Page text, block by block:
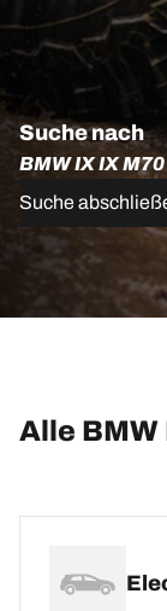
Suche nach
BMW IX IX
Suche
Alle BMW